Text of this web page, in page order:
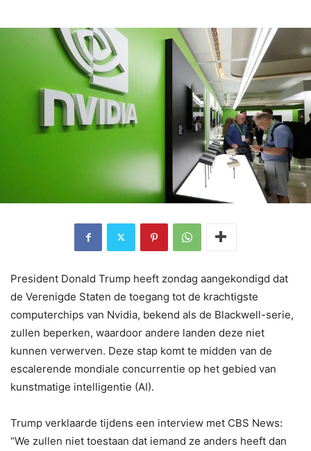
President Donald Trump heeft zondag aangekondigd dat
de Verenigde Staten de toegang tot de krachtigste
computerchips van Nvidia, bekend als de Blackwell-serie,
zullen beperken, waardoor andere landen deze niet
kunnen verwerven. Deze stap komt te midden van de
escalerende mondiale concurrentie op het gebied van
kunstmatige intelligentie (AI).
Trump verklaarde tijdens een interview met CBS News:
“We zullen niet toestaan ​​dat iemand ze anders heeft dan